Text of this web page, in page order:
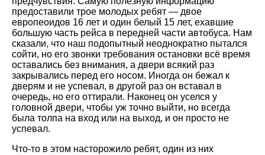
предоставили трое молодых ребят — двое
европеоидов 16 лет и один белый 15 лет, ехавшие
большую часть рейса в передней части автобуса. Нам
сказали, что наш подопытный неоднократно пытался
сойти, но его звонки требования остановки всё время
оставались без внимания, а двери всякий раз
закрывались перед его носом. Иногда он бежал к
дверям и не успевал, в другой раз он вставал в
очередь, но его оттирали. Наконец он уселся у
головной двери, чтобы уж точно выйти, но всегда
была толпа на вход или на выход, и он просто не
успевал.
Что-то в этом насторожило ребят, один из них